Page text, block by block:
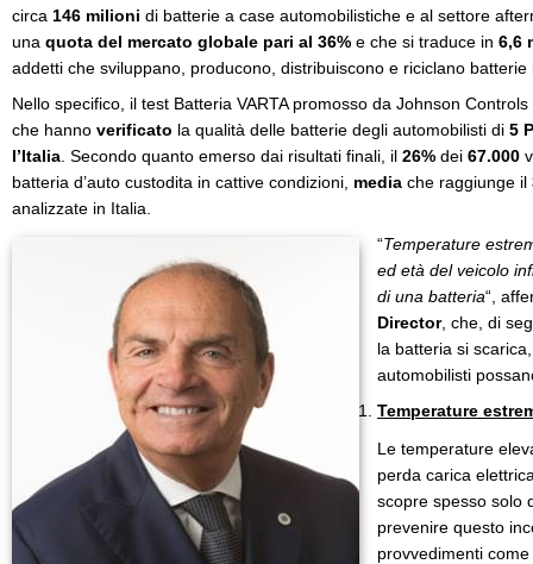
circa 146 milioni di batterie a case automobilistiche e al settore
una quota del mercato globale pari al 36% e che si traduce in 6,6
addetti che sviluppano, producono, distribuiscono e riciclano
Nello specifico, il test Batteria VARTA promosso da Johnson
che hanno verificato la qualità delle batterie degli automobilisti di 5
l’Italia . Secondo quanto emerso dai risultati finali, il 26% dei 67.000
batteria d’auto custodita in cattive condizioni, media che raggiunge il
analizzate in Italia.
“Temperature
ed età del veicolo
di una batteria“,
Director, che, di
la batteria si
automobilisti
Temperature
Le temperature
perda carica
scopre spesso solo
prevenire questo
provvedimenti